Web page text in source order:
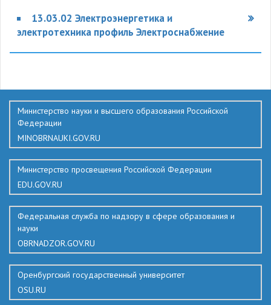
13.03.02 Электроэнергетика и
электротехника профиль Электроснабжение
Министерство науки и высшего образования Российской
Федерации
MINOBRNAUKI.GOV.RU
Министерство просвещения Российской Федерации
EDU.GOV.RU
Федеральная служба по надзору в сфере образования и
науки
OBRNADZOR.GOV.RU
Оренбургский государственный университет
OSU.RU